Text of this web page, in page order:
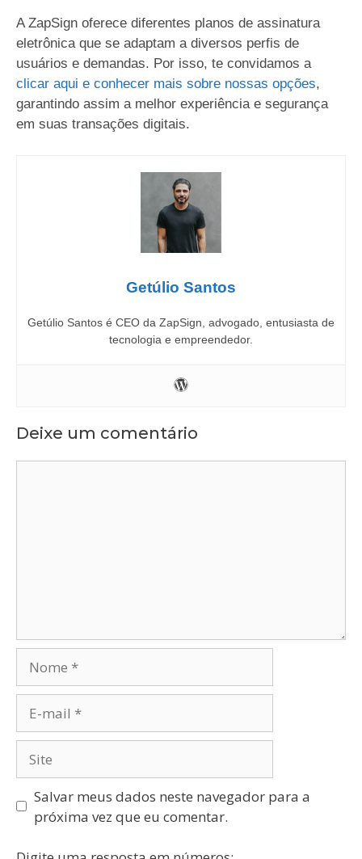
A ZapSign oferece diferentes planos de assinatura
eletrônica que se adaptam a diversos perfis de
usuários e demandas. Por isso, te convidamos a
clicar aqui e conhecer mais sobre nossas opções,
garantindo assim a melhor experiência e segurança
em suas transações digitais.
Getúlio Santos
Getúlio Santos é CEO da ZapSign, advogado, entusiasta de
tecnologia e empreendedor.
Deixe um comentário
Salvar meus dados neste navegador para a
próxima vez que eu comentar.